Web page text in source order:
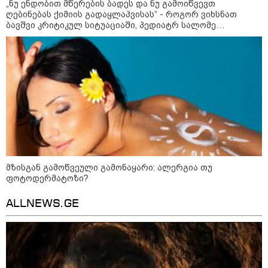
22:28 / 07-08-2026
სად იზღუდება მოძრაობა -
თბილისის მერია ინფორმაციას
ავრცელებს
21:30 / 07-08-2026
თბილისში, ლოზუნგით
„გვახსოვს გმირები, გვახსოვს
მტერი” მსვლელობა
მიმდინარეობს
გოგონა, 10 000 ლარს
ოფიციალურად, სახალხოდ
გადავცემ" - გიგა ავალიანის
დედა განცხადებას ავრცელებს
„ნუ ენდობით მწერების ბადეს და ნუ გამოიწვევთ
ღებინებას ქიმიის გადაყლაპვისას“ - როგორ ვიხსნათ
ბავშვი კრიტიკულ სიტუაციაში, პედიატრ სალომე
ახვლედიანის რჩევები
მზისგან გამოწვეული გამონაყარი: ალერგია თუ
ფოტოდერმატოზი?
ALLNEWS.GE